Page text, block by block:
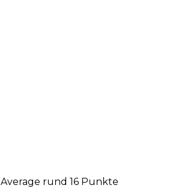
rund 16 Punkte